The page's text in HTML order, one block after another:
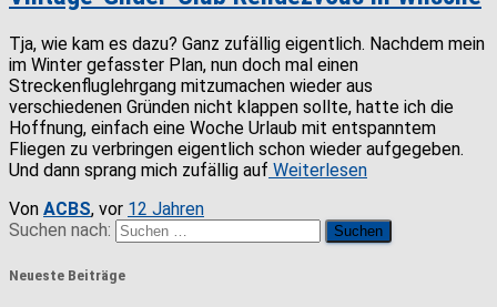
Tja, wie kam es dazu? Ganz zufällig eigentlich. Nachdem mein
im Winter gefasster Plan, nun doch mal einen
Streckenfluglehrgang mitzumachen wieder aus
verschiedenen Gründen nicht klappen sollte, hatte ich die
Hoffnung, einfach eine Woche Urlaub mit entspanntem
Fliegen zu verbringen eigentlich schon wieder aufgegeben.
Und dann sprang mich zufällig auf Weiterlesen
Von ACBS, vor 12 Jahren
Suchen nach:
Neueste Beiträge